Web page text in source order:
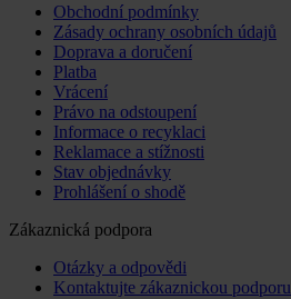
Obchodní podmínky
Zásady ochrany osobních údajů
Doprava a doručení
Platba
Vrácení
Právo na odstoupení
Informace o recyklaci
Reklamace a stížnosti
Stav objednávky
Prohlášení o shodě
Zákaznická podpora
Otázky a odpovědi
Kontaktujte zákaznickou podporu